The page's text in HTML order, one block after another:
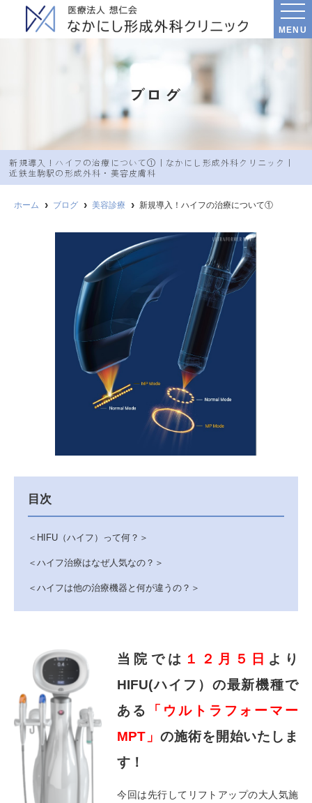
MENU
ブログ
新規導入！ハイフの治療について①｜なかにし︎形成外科クリニック｜
近鉄生駒駅の形成外科・美容皮膚科
ホーム ブログ 美容診療 新規導入！ハイフの治療について①
目次
＜HIFU（ハイフ）って何？＞
＜ハイフ治療はなぜ人気なの？＞
＜ハイフは他の治療機器と何が違うの？＞
当院では １２月５日 より
HIFU(ハイフ）の最新機種で
ある
「ウルトラフォーマー
MPT」の施術を開始いたしま
す！
今回は先行してリフトアップの大人気施